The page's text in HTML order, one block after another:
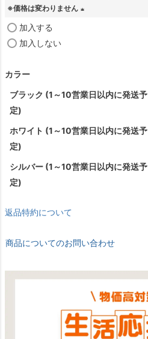
※価格は変わりません
加入する
加入しない
カラー
ブラック (1～10営業日以内に発送予
定)
ホワイト (1～10営業日以内に発送予
定)
シルバー (1～10営業日以内に発送予
定)
返品特約について
商品についてのお問い合わせ